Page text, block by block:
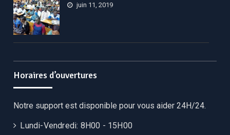
juin 11, 2019
Horaires d’ouvertures
Notre support est disponible pour vous aider 24H/24.
Lundi-Vendredi: 8H00 - 15H00